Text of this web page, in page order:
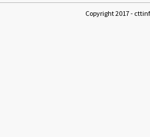
Copyright 2017 -